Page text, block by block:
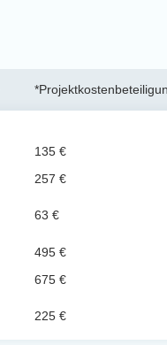
135 €
257 €
63 €
495 €
675 €
225 €